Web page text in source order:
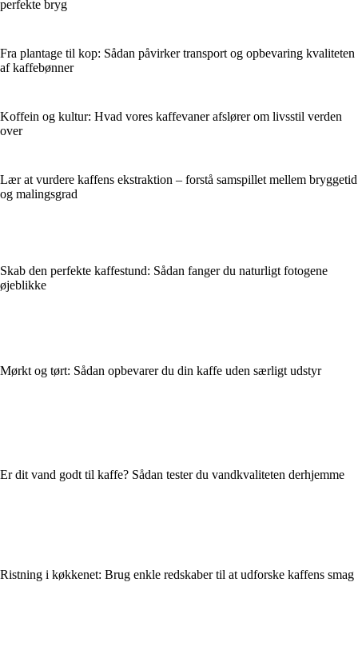
perfekte bryg
Fra plantage til kop: Sådan påvirker transport og opbevaring kvaliteten
af kaffebønner
Koffein og kultur: Hvad vores kaffevaner afslører om livsstil verden
over
Lær at vurdere kaffens ekstraktion – forstå samspillet mellem bryggetid
og malingsgrad
Skab den perfekte kaffestund: Sådan fanger du naturligt fotogene
øjeblikke
Mørkt og tørt: Sådan opbevarer du din kaffe uden særligt udstyr
Er dit vand godt til kaffe? Sådan tester du vandkvaliteten derhjemme
Ristning i køkkenet: Brug enkle redskaber til at udforske kaffens smag